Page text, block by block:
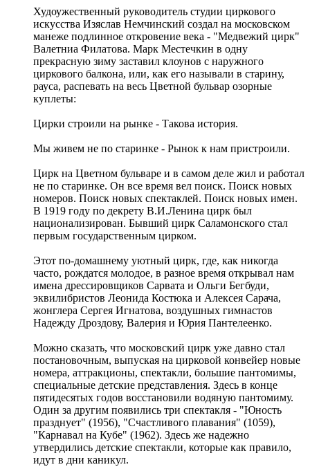
Худоужественный руководитель студии циркового
искусства Изяслав Немчинский создал на московском
манеже подлинное откровение века - "Медвежий цирк"
Валетниа Филатова. Марк Местечкин в одну
прекрасную зиму заставил клоунов с наружного
циркового балкона, или, как его называли в старину,
рауса, распевать на весь Цветной бульвар озорные
куплеты:
Цирки строили на рынке - Такова история.
Мы живем не по старинке - Рынок к нам пристроили.
Цирк на Цветном бульваре и в самом деле жил и работал
не по старинке. Он все время вел поиск. Поиск новых
номеров. Поиск новых спектаклей. Поиск новых имен.
В 1919 году по декрету В.И.Ленина цирк был
национализирован. Бывший цирк Саламонского стал
первым государственным цирком.
Этот по-домашнему уютный цирк, где, как никогда
часто, рождатся молодое, в разное время открывал нам
имена дрессировщиков Сарвата и Ольги Бегбуди,
эквилибристов Леонида Костюка и Алексея Сарача,
жонглера Сергея Игнатова, воздушных гимнастов
Надежду Дроздову, Валерия и Юрия Пантелеенко.
Можно сказать, что московский цирк уже давно стал
постановочным, выпуская на цирковой конвейер новые
номера, аттракционы, спектакли, большие пантомимы,
специальные детские представления. Здесь в конце
пятидесятых годов восстановили водяную пантомиму.
Один за другим появились три спектакля - "Юность
празднует" (1956), "Счастливого плавания" (1059),
"Карнавал на Кубе" (1962). Здесь же надежно
утвердились детские спектакли, которые как правило,
идут в дни каникул.